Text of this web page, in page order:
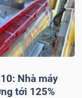
Nhà máy
tới 125%